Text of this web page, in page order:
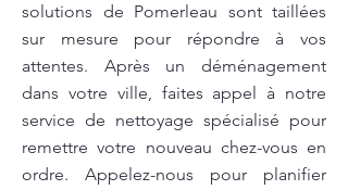
solutions de Pomerleau sont taillées
sur mesure pour répondre à vos
attentes. Après un déménagement
dans votre ville, faites appel à notre
service de nettoyage spécialisé pour
remettre votre nouveau chez-vous en
ordre. Appelez-nous pour planifier